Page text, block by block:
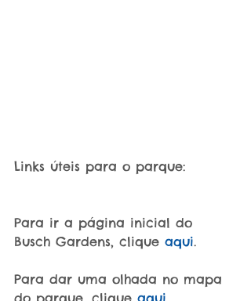
Links úteis para o parque:
Para ir a página inicial do
Busch Gardens, clique aqui.
Para dar uma olhada no mapa